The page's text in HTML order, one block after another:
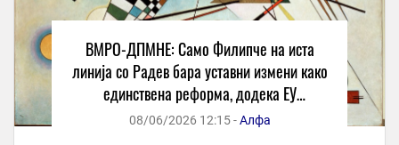
ВМРО-ДПМНЕ: Само Филипче на иста
линија со Радев бара уставни измени како
единствена реформа, додека ЕУ
претставници и институции го признаваат
08/06/2026 12:15 -Алфа